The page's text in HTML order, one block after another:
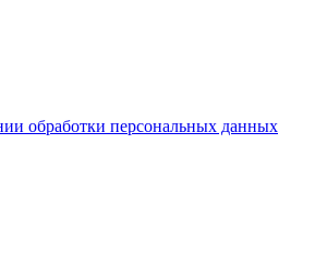
обработки персональных данных